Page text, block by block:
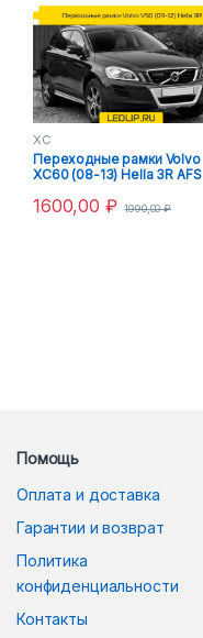
XC
Переходные рамки Volvo
XC60 (08-13) Hella 3R AFS
1600,00 ₽ 1990,00₽
Помощь
Оплата и доставка
Гарантии и возврат
Политика
конфиденциальности
Контакты